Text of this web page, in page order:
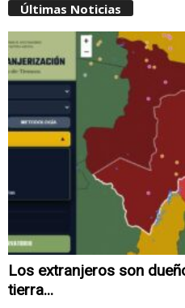
Últimas Noticias
Los extranjeros son
tierra...